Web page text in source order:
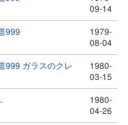
09-14
999
1979-
08-04
999 ガラスのクレ
1980-
03-15
1980-
04-26